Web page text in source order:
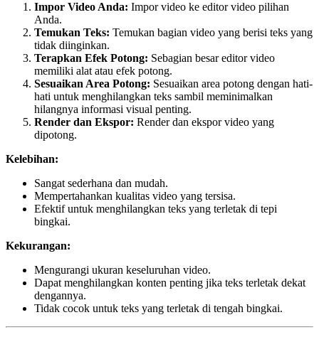
Impor Video Anda: Impor video ke editor video pilihan
Anda.
Temukan Teks: Temukan bagian video yang berisi teks yang
tidak diinginkan.
Terapkan Efek Potong: Sebagian besar editor video
memiliki alat atau efek potong.
Sesuaikan Area Potong: Sesuaikan area potong dengan hati-
hati untuk menghilangkan teks sambil meminimalkan
hilangnya informasi visual penting.
Render dan Ekspor: Render dan ekspor video yang
dipotong.
Kelebihan:
Sangat sederhana dan mudah.
Mempertahankan kualitas video yang tersisa.
Efektif untuk menghilangkan teks yang terletak di tepi
bingkai.
Kekurangan:
Mengurangi ukuran keseluruhan video.
Dapat menghilangkan konten penting jika teks terletak dekat
dengannya.
Tidak cocok untuk teks yang terletak di tengah bingkai.